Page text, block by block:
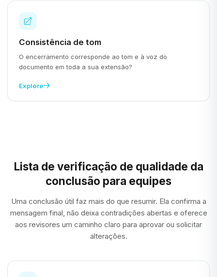
Consistência de tom
O encerramento corresponde ao tom e à voz do
documento em toda a sua extensão?
Explore
Lista de verificação de qualidade da
conclusão para equipes
Uma conclusão útil faz mais do que resumir. Ela confirma a
mensagem final, não deixa contradições abertas e oferece
aos revisores um caminho claro para aprovar ou solicitar
alterações.